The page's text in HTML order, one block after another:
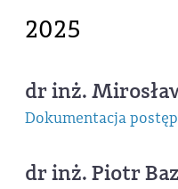
2025
dr inż.
Dokumentacja
dr inż. Piotr